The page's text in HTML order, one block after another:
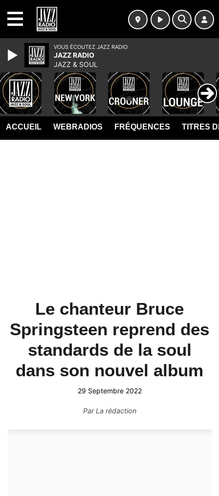
ACCUEIL WEBRADIOS FRÉQUENCES TITRES
Le chanteur Bruce
Springsteen reprend des
standards de la soul
dans son nouvel album
29 Septembre 2022
ParLa rédaction
VOUS ÉCOUTEZ JAZZ RADIO
JAZZ RADIO
JAZZ & SOUL